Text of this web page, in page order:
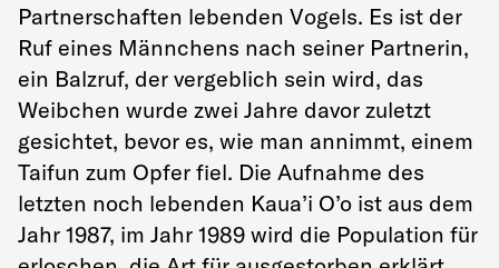
Partnerschaften lebenden Vogels. Es ist der
Ruf eines Männchens nach seiner Partnerin,
ein Balzruf, der vergeblich sein wird, das
Weibchen wurde zwei Jahre davor zuletzt
gesichtet, bevor es, wie man annimmt, einem
Taifun zum Opfer fiel. Die Aufnahme des
letzten noch lebenden Kaua’i O’o ist aus dem
Jahr 1987, im Jahr 1989 wird die Population für